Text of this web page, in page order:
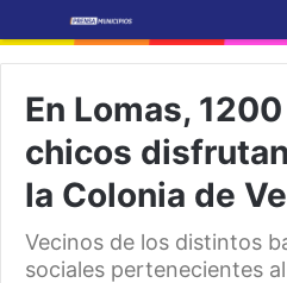
En Lomas,
chicos
la Colonia de
Vecinos de los distintos
sociales pertenecientes